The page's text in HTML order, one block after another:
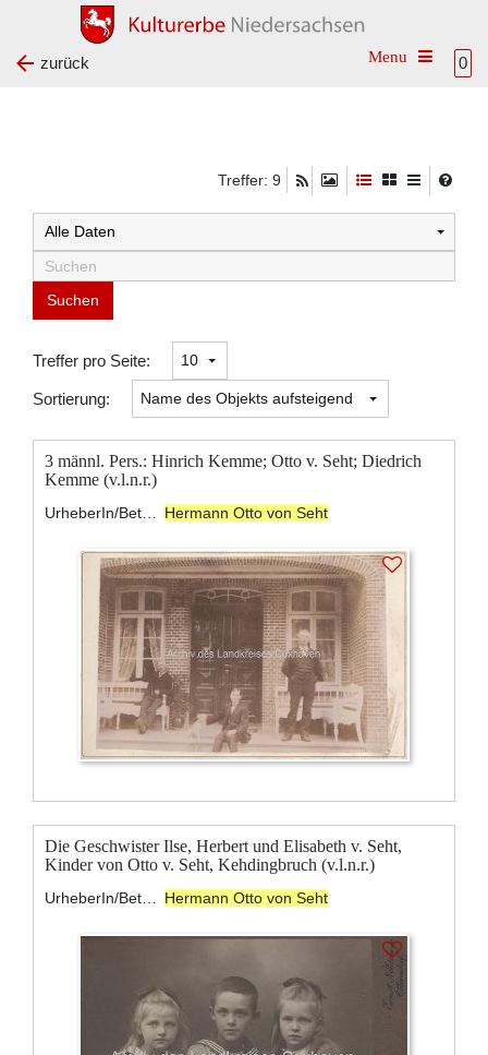
0
Toggle
zurück
Treffer: 9
Suchtreffer:
Treffer pro Seite:
Sortierung:
3 männl. Pers.: Hinrich Kemme; Otto v. Seht; Diedrich
Kemme (v.l.n.r.)
Hermann Otto von Seht
Die Geschwister Ilse, Herbert und Elisabeth v. Seht,
Kinder von Otto v. Seht, Kehdingbruch (v.l.n.r.)
Hermann Otto von Seht